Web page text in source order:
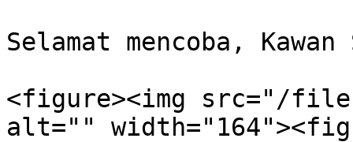
Selamat mencoba,
<figure><img src="/files/
alt=""